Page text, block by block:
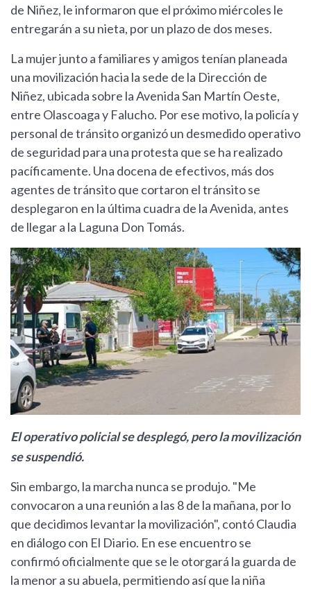
de Niñez, le informaron que el próximo miércoles le
entregarán a su nieta, por un plazo de dos meses.
La mujer junto a familiares y amigos tenían planeada
una movilización hacia la sede de la Dirección de
Niñez, ubicada sobre la Avenida San Martín Oeste,
entre Olascoaga y Falucho. Por ese motivo, la policía y
personal de tránsito organizó un desmedido operativo
de seguridad para una protesta que se ha realizado
pacíficamente. Una docena de efectivos, más dos
agentes de tránsito que cortaron el tránsito se
desplegaron en la última cuadra de la Avenida, antes
de llegar a la Laguna Don Tomás.
El operativo policial se desplegó, pero la movilización
se suspendió.
Sin embargo, la marcha nunca se produjo. "Me
convocaron a una reunión a las 8 de la mañana, por lo
que decidimos levantar la movilización", contó Claudia
en diálogo con El Diario. En ese encuentro se
confirmó oficialmente que se le otorgará la guarda de
la menor a su abuela, permitiendo así que la niña